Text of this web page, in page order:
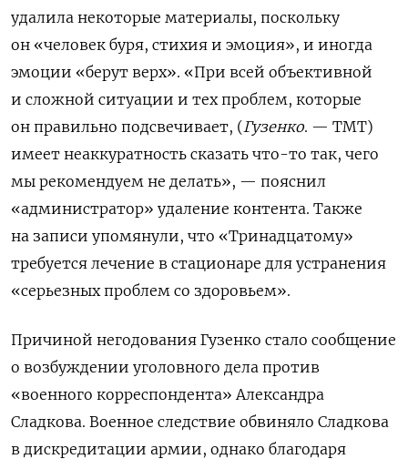
удалила некоторые материалы, поскольку
он «человек буря, стихия и эмоция», и иногда
эмоции «берут верх». «При всей объективной
и сложной ситуации и тех проблем, которые
он правильно подсвечивает, (Гузенко. — ТМТ)
имеет неаккуратность сказать что-то так, чего
мы рекомендуем не делать», — пояснил
«администратор» удаление контента. Также
на записи упомянули, что «Тринадцатому»
требуется лечение в стационаре для устранения
«серьезных проблем со здоровьем».
Причиной негодования Гузенко стало сообщение
о возбуждении уголовного дела против
«военного корреспондента» Александра
Сладкова. Военное следствие обвиняло Сладкова
в дискредитации армии, однако благодаря